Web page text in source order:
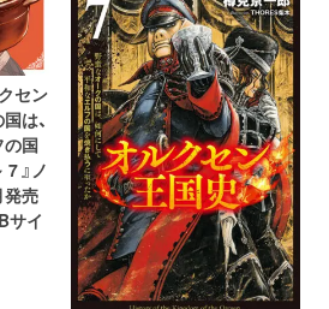
セン
は、
の国
』ノ
発売
サイ